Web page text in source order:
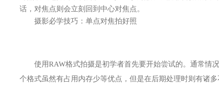
话，对焦点则会立刻回到中心对焦点。
摄影必学技巧：单点对焦拍好照
使用RAW格式拍摄是初学者首先要开始尝试的。通常情况
个格式虽然有占用内存少等优点，但是在后期处理时则有诸